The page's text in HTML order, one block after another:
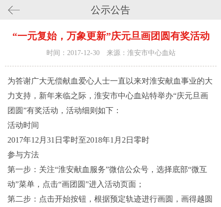
公示公告
“一元复始，万象更新”庆元旦画团圆有奖活动
时间：2017-12-30 来源：淮安市中心血站
为答谢广大无偿献血爱心人士一直以来对淮安献血事业的大
力支持，新年来临之际，淮安市中心血站特举办“庆元旦画
团圆”有奖活动，活动细则如下：
活动时间
2017年12月31日零时至2018年1月2日零时
参与方法
第一步：关注“淮安献血服务”微信公众号，选择底部“微互
动”菜单，点击“画团圆”进入活动页面；
第二步：点击开始按钮，根据预定轨迹进行画圆，画得越圆